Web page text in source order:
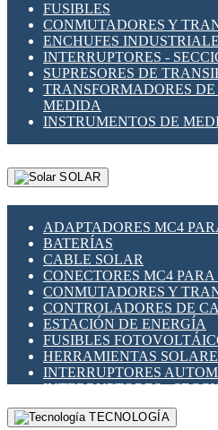
FUSIBLES
CONMUTADORES Y
ENCHUFES
INTERRUPTORES -
SUPRESORES DE
TRANSFORMADORES
MEDIDA
INSTRUMENTOS DE
SOLAR
ADAPTADORES MC4
BATERÍAS
CABLE SOLAR
CONECTORES MC4
CONMUTADORES Y
CONTROLADORES DE
ESTACIÓN DE ENERGÍA
FUSIBLES
HERRAMIENTAS
INTERRUPTORES
INTERRUPTORES -
FOTOVOLTÁICOS
MONTAJE PANEL SOLAR
TECNOLOGÍA